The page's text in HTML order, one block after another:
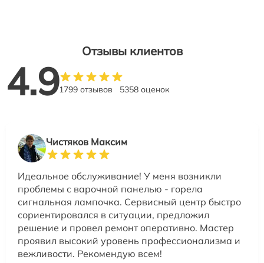
Отзывы клиентов
4.91799 отзывов 5358 оценок
Чистяков Максим
Идеальное обслуживание! У меня возникли
проблемы с варочной панелью - горела
сигнальная лампочка. Сервисный центр быстро
сориентировался в ситуации, предложил
решение и провел ремонт оперативно. Мастер
проявил высокий уровень профессионализма и
вежливости. Рекомендую всем!